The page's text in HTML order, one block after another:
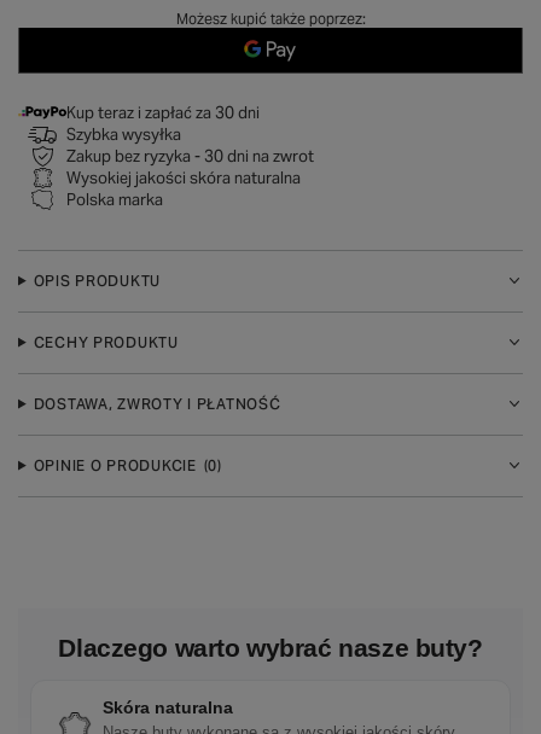
Możesz kupić także poprzez:
Kup teraz i zapłać za 30 dni
Szybka wysyłka
Zakup bez ryzyka - 30 dni na zwrot
Wysokiej jakości skóra naturalna
Polska marka
OPIS PRODUKTU
CECHY PRODUKTU
DOSTAWA, ZWROTY I PŁATNOŚĆ
OPINIE O PRODUKCIE (0)
Dlaczego warto wybrać nasze buty?
Skóra naturalna